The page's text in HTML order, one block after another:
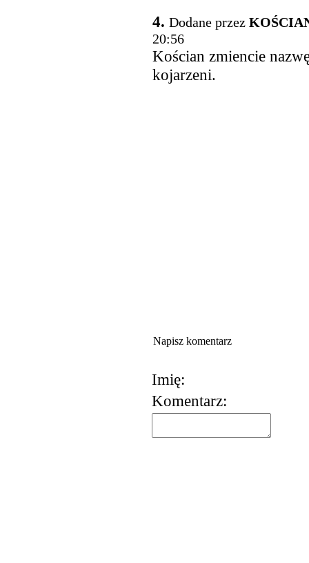
4. Dodane przez
20:56
Kościan zmiencie
kojarzeni.
Napisz komentarz
Imię:
Komentarz: